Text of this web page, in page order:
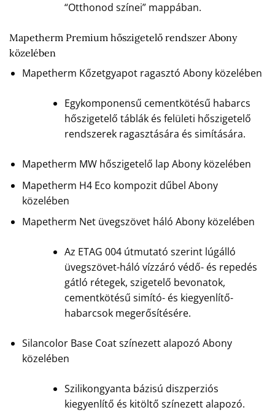
“Otthonod színei” mappában.
Mapetherm Premium hőszigetelő rendszer Abony
közelében
Mapetherm Kőzetgyapot ragasztó Abony közelében
Egykomponensű cementkötésű habarcs
hőszigetelő táblák és felületi hőszigetelő
rendszerek ragasztására és simítására.
Mapetherm MW hőszigetelő lap Abony közelében
Mapetherm H4 Eco kompozit dűbel Abony
közelében
Mapetherm Net üvegszövet háló Abony közelében
Az ETAG 004 útmutató szerint lúgálló
üvegszövet-háló vízzáró védő- és repedés
gátló rétegek, szigetelő bevonatok,
cementkötésű simító- és kiegyenlítő-
habarcsok megerősítésére.
Silancolor Base Coat színezett alapozó Abony
közelében
Szilikongyanta bázisú diszperziós
kiegyenlítő és kitöltő színezett alapozó.